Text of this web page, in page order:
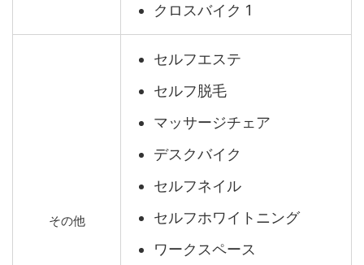
クロスバイク 1
その他
セルフエステ
セルフ脱毛
マッサージチェア
デスクバイク
セルフネイル
セルフホワイトニング
ワークスペース